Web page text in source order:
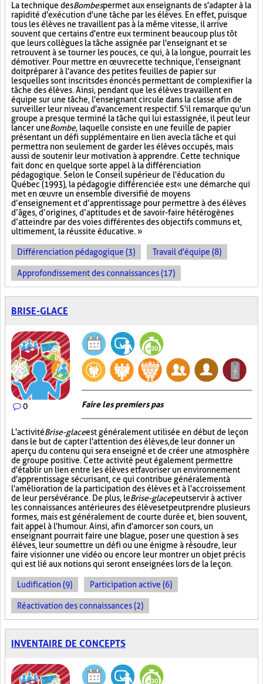
La technique desBombespermet aux enseignants de s'adapter à la
rapidité d'exécution d'une tâche par les élèves. En effet, puisque
tous les élèves ne travaillent pas à la même vitesse, il arrive
souvent que certains d'entre eux terminent beaucoup plus tôt
que leurs collègues la tâche assignée par l'enseignant et se
retrouvent à se tourner les pouces, ce qui, à la longue, pourrait les
démotiver. Pour mettre en œuvre cette technique, l'enseignant
doit préparer à l'avance des petites feuilles de papier sur
lesquelles sont inscrits des énoncés permettant de complexifier la
tâche des élèves. Ainsi, pendant que les élèves travaillent en
équipe sur une tâche, l'enseignant circule dans la classe afin de
surveiller leur niveau d'avancement respectif. S'il remarque qu'un
groupe a presque terminé la tâche qui lui est assignée, il peut leur
lancer uneBombe, laquelle consiste en une feuille de papier
présentant un défi supplémentaire en lien avec la tâche et qui
permettra non seulement de garder les élèves occupés, mais
aussi de soutenir leur motivation à apprendre. Cette technique
fait donc en quelque sorte appel à la différenciation
pédagogique. Selon le Conseil supérieur de l'éducation du
Québec (1993), la pédagogie différenciée est « une démarche qui
met en œuvre un ensemble diversifié de moyens
d’enseignement et d’apprentissage pour permettre à des élèves
d’âges, d’origines, d’aptitudes et de savoir-faire hétérogènes
d’atteindre par des voies différentes des objectifs communs et,
ultimement, la réussite éducative. »
Différenciation pédagogique (3) Travail d'équipe (8)
Approfondissement des connaissances (17)
BRISE-GLACE
0 Faire les premiers pas
L'activitéBrise-glaceest généralement utilisée en début de leçon
dans le but de capter l'attention des élèves, de leur donner un
aperçu du contenu qui sera enseigné et de créer une atmosphère
de groupe positive. Cette activité peut également permettre
d'établir un lien entre les élèves et favoriser un environnement
d'apprentissage sécurisant, ce qui contribue généralement à
l'amélioration de la participation des élèves et à l'accroissement
de leur persévérance. De plus, leBrise-glacepeut servir à activer
les connaissances antérieures des élèves et peut prendre plusieurs
formes, mais est généralement de courte durée et, bien souvent,
fait appel à l'humour. Ainsi, afin d'amorcer son cours, un
enseignant pourrait faire une blague, poser une question à ses
élèves, leur soumettre un défi ou une énigme à résoudre, leur
faire visionner une vidéo ou encore leur montrer un objet précis
qui est lié aux notions qui seront enseignées lors de la leçon.
Ludification (9) Participation active (6)
Réactivation des connaissances (2)
INVENTAIRE DE CONCEPTS